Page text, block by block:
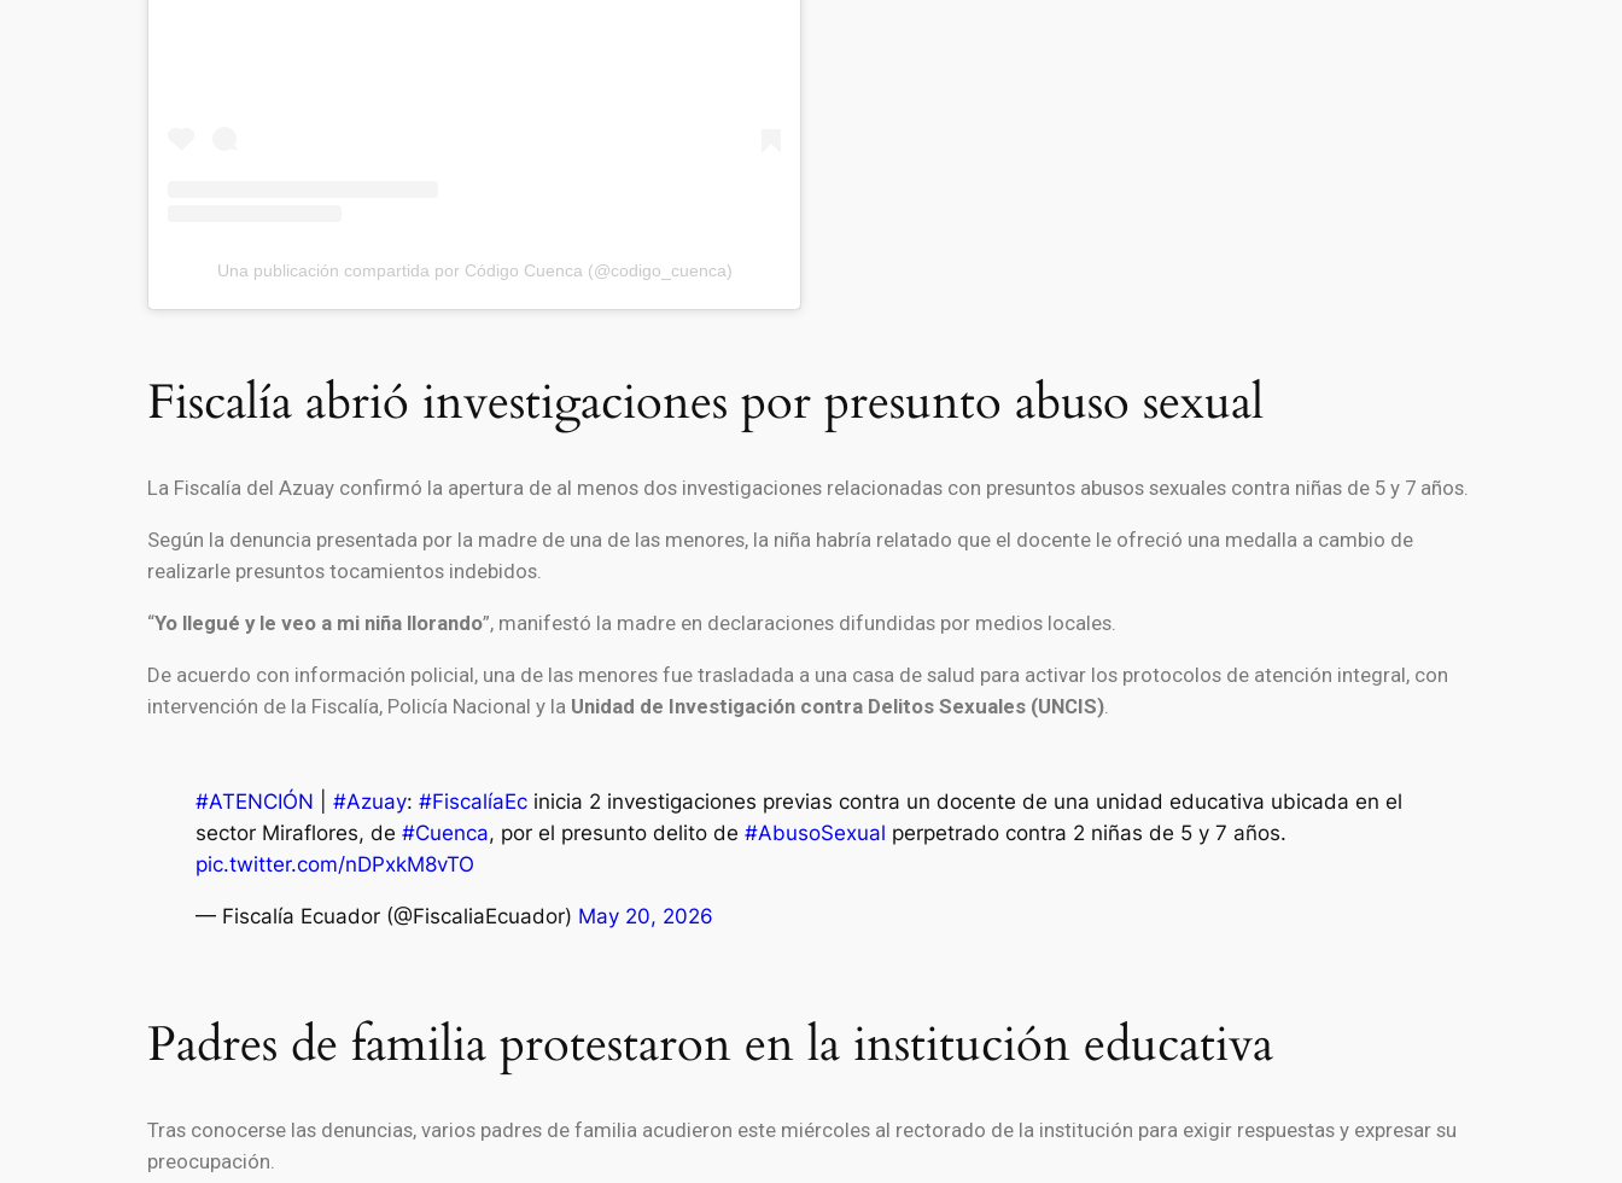
Una publicación compartida por Código Cuenca (@codigo_cuenca)
Fiscalía abrió investigaciones por presunto abuso sexual
La Fiscalía del Azuay confirmó la apertura de al menos dos investigaciones relacionadas con presuntos abusos sexuales contra niñas de 5 y 7 años.
Según la denuncia presentada por la madre de una de las menores, la niña habría relatado que el docente le ofreció una medalla a cambio de
realizarle presuntos tocamientos indebidos.
“Yo llegué y le veo a mi niña llorando”, manifestó la madre en declaraciones difundidas por medios locales.
De acuerdo con información policial, una de las menores fue trasladada a una casa de salud para activar los protocolos de atención integral, con
intervención de la Fiscalía, Policía Nacional y la Unidad de Investigación contra Delitos Sexuales (UNCIS)
#ATENCIÓN #Azuay: #FiscalíaEc inicia 2 investigaciones previas contra un docente de una unidad educativa ubicada en el
sector Miraflores, de #Cuenca, por el presunto delito de #AbusoSexual perpetrado contra 2 niñas de 5 y 7 años.
pic.twitter.com/nDPxkM8vTO
— Fiscalía Ecuador (@FiscaliaEcuador) May 20, 2026
Padres de familia protestaron en la institución educativa
Tras conocerse las denuncias, varios padres de familia acudieron este miércoles al rectorado de la institución para exigir respuestas y expresar su
preocupación.